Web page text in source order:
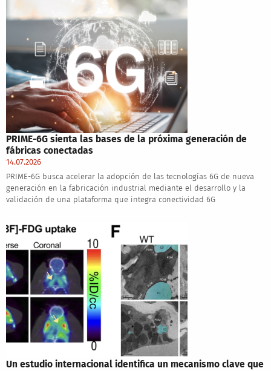
PRIME-6G sienta las bases de la próxima generación de
fábricas conectadas
14.07.2026
PRIME-6G busca acelerar la adopción de las tecnologías 6G de nueva
generación en la fabricación industrial mediante el desarrollo y la
validación de una plataforma que integra conectividad 6G
Un estudio internacional identifica un mecanismo clave que